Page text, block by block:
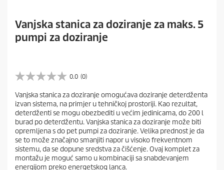
Vanjska stanica za doziranje za maks. 5
pumpi za doziranje
0.0 (0)
0
0
o
d
5
z
v
e
z
Vanjska stanica za doziranje omogućava doziranje deterdženta
izvan sistema, na primjer u tehničkoj prostoriji. Kao rezultat,
deterdženti se mogu obezbediti u većim jedinicama, do 200 l
burad po deterdžentu. Vanjska stanica za doziranje može biti
opremljena s do pet pumpi za doziranje. Velika prednost je da
se to može značajno smanjiti napor u visoko frekventnom
sistemu, da se dopune sredstva za čišćenje. Ovaj komplet za
montažu je moguć samo u kombinaciji sa snabdevanjem
energijom preko energetskog lanca.